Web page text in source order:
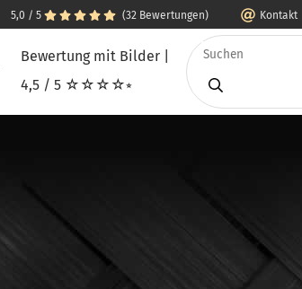
5,0 / 5 (32 Bewertungen) Kontakt
Bewertung mit Bilder |
4,5 / 5 ☆☆☆☆⭒